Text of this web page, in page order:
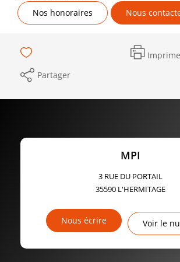
Nos honoraires Nous
Partager
MPI
3 RUE DU PORTAIL
35590 L'HERMITAGE
Nous écrire Voir le